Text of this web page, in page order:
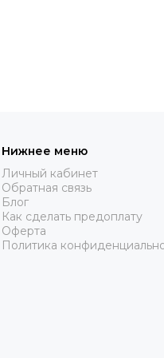
Нижнее меню
Личный кабинет
Обратная связь
Блог
Как сделать предоплату
Оферта
Политика